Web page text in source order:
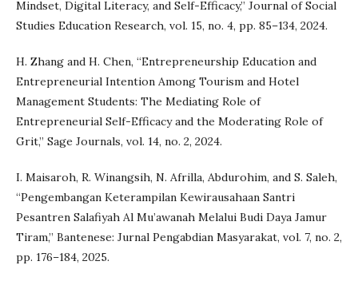
Mindset, Digital Literacy, and Self-Efficacy,” Journal of Social
Studies Education Research, vol. 15, no. 4, pp. 85–134, 2024.
H. Zhang and H. Chen, “Entrepreneurship Education and
Entrepreneurial Intention Among Tourism and Hotel
Management Students: The Mediating Role of
Entrepreneurial Self-Efficacy and the Moderating Role of
Grit,” Sage Journals, vol. 14, no. 2, 2024.
I. Maisaroh, R. Winangsih, N. Afrilla, Abdurohim, and S. Saleh,
“Pengembangan Keterampilan Kewirausahaan Santri
Pesantren Salafiyah Al Mu’awanah Melalui Budi Daya Jamur
Tiram,” Bantenese: Jurnal Pengabdian Masyarakat, vol. 7, no. 2,
pp. 176–184, 2025.